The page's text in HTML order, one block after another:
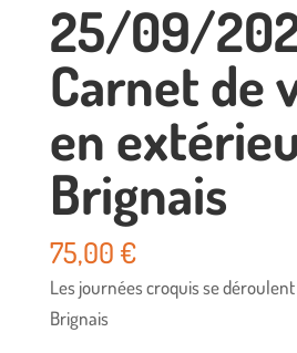
25/09/
Carnet de
en
Brignais
75,00 €
Les journées croquis se
Brignais